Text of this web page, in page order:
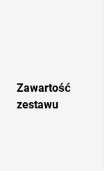
Zawartość
zestawu